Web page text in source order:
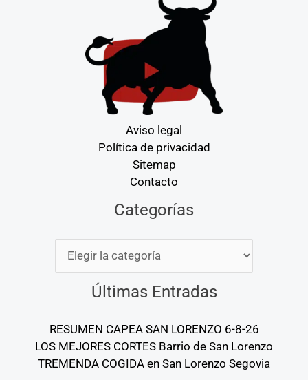
Aviso legal
Política de privacidad
Sitemap
Contacto
Categorías
Últimas Entradas
RESUMEN CAPEA SAN LORENZO 6-8-26
LOS MEJORES CORTES Barrio de San Lorenzo
TREMENDA COGIDA en San Lorenzo Segovia